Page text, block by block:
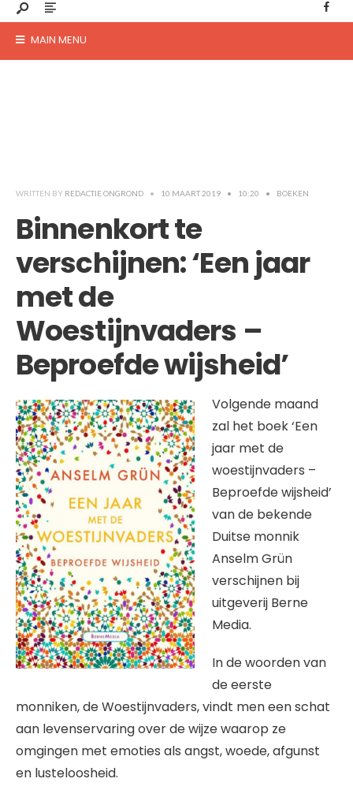
MAIN MENU
WRITTEN BY REDACTIE ONGROND • 10 MAART 2019 • 10:20 • BOEKEN
Binnenkort te
verschijnen: ‘Een jaar
met de
Woestijnvaders –
Beproefde wijsheid’
Volgende maand
zal het boek ‘Een
jaar met de
woestijnvaders –
Beproefde wijsheid’
van de bekende
Duitse monnik
Anselm Grün
verschijnen bij
uitgeverij Berne
Media.
In de woorden van
de eerste
monniken, de Woestijnvaders, vindt men een schat
aan levenservaring over de wijze waarop ze
omgingen met emoties als angst, woede, afgunst
en lusteloosheid.